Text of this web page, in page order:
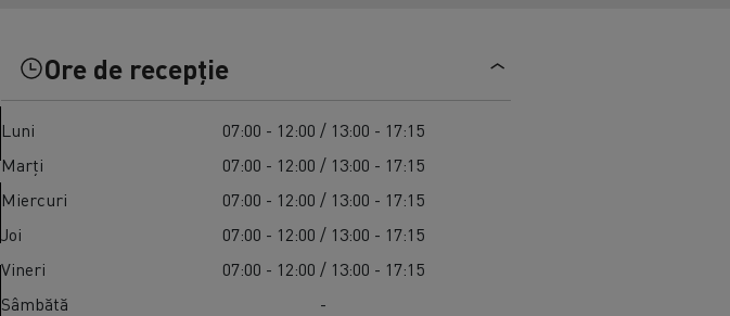
Pentru livrare
Managementul flotei și al energiei
Cursuri pentru șoferi
Feldschlösschen - Carlsberg
Ore de recepție
Luni
07:00 - 12:00 / 13:00 - 17:15
Marți
07:00 - 12:00 / 13:00 - 17:15
Miercuri
07:00 - 12:00 / 13:00 - 17:15
Joi
07:00 - 12:00 / 13:00 - 17:15
Vineri
07:00 - 12:00 / 13:00 - 17:15
Sâmbătă
-